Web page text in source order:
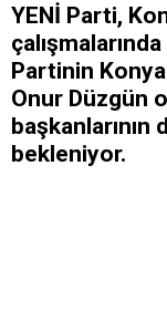
YENİ Parti,
Partinin
Onur Düzgün
başkanlarının
bekleniyor.